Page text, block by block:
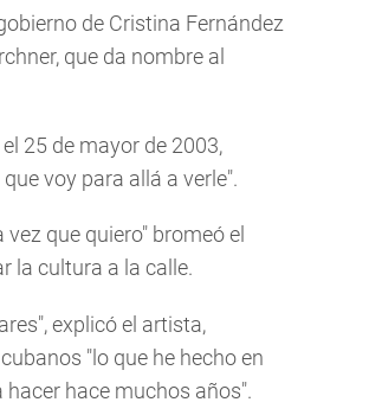
de Cristina Fernández
que da nombre al
25 de mayor de 2003,
voy para allá a verle".
que quiero" bromeó el
la cultura a la calle.
explicó el artista,
"lo que he hecho en
hace muchos años".